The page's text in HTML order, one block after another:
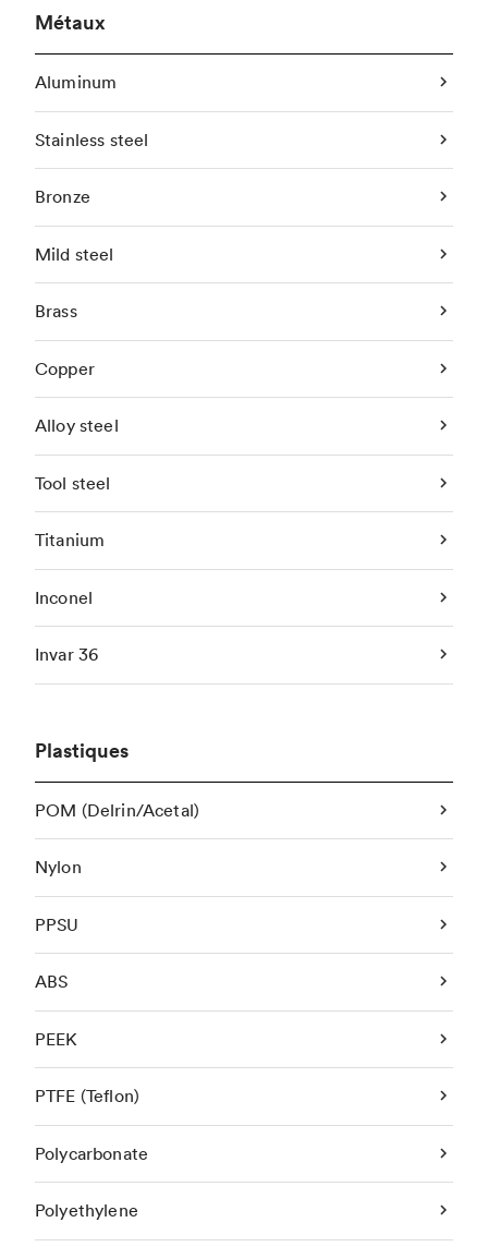
Métaux
Aluminum
Stainless steel
Bronze
Mild steel
Brass
Copper
Alloy steel
Tool steel
Titanium
Inconel
Invar 36
Plastiques
POM (Delrin/Acetal)
Nylon
PPSU
ABS
PEEK
PTFE (Teflon)
Polycarbonate
Polyethylene